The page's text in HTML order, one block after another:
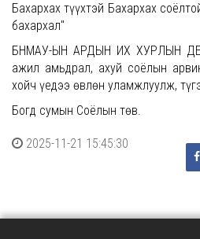
Бахархах түүхтэй Бахархах
бахархал"
БНМАУ-ЫН АРДЫН ИХ ХУРЛЫН
ажил амьдрал, ахуй соёлын
хойч үедээ өвлөн уламжлуулж,
Богд сумын Соёлын төв.
2025-11-21 15:45:30